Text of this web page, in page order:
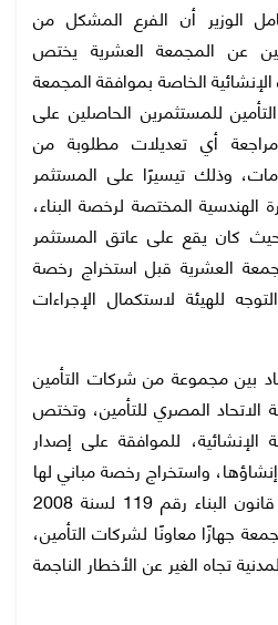
الوزير أن الفرع المشكل من
عن المجمعة العشرية يختص
الخاصة بموافقة المجمعة
للمستثمرين الحاصلين على
أي تعديلات مطلوبة من
وذلك تيسيرًا على المستثمر
الهندسية المختصة لرخصة البناء،
كان يقع على عاتق المستثمر
العشرية قبل استخراج رخصة
للهيئة لاستكمال الإجراءات
بين مجموعة من شركات التأمين
المصري للتأمين، وتختص
الإنشائية، للموافقة على إصدار
إنشاؤها، واستخراج رخصة مباني لها
طبقًا لنص المادة 46 من قانون البناء رقم 119 لسنة 2008
جهازًا معاونًا لشركات التأمين،
تجاه الغير عن الأخطار الناجمة